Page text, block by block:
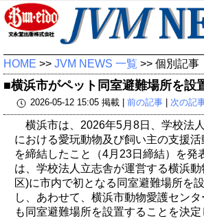
HOME >> JVM NEWS 一覧 >> 個別記事
■横浜市がペット同室避難場所を設
2026-05-12 15:05 掲載 | 前の記事| 次の記
横浜市は、2026年5月8日、学校法
における愛玩動物及び飼い主の支援活
を締結したこと（4月23日締結）を発
は、学校法人立志舎が運営する横浜動
区)に市内で初となる同室避難場所を
し、あわせて、横浜市動物愛護セン
も同室避難場所を設置することを決定